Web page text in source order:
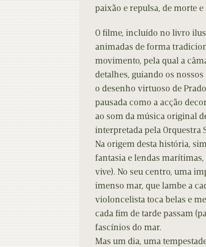
paixão e repulsa, de morte
O filme, incluído no livro
animadas de forma
movimento, pela qual a
detalhes, guiando os
o desenho virtuoso de
pausada como a acção
ao som da música original
interpretada pela Orquestra
Na origem desta história,
fantasia e lendas
vive). No seu centro, uma
imenso mar, que lambe a
violoncelista toca belas e
cada fim de tarde passam
fascínios do mar.
Mas um dia, uma